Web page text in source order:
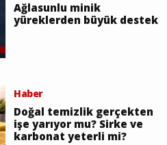
Ağlasunlu minik
yüreklerden büyük destek
Haber
Doğal temizlik gerçekten
işe yarıyor mu? Sirke ve
karbonat yeterli mi?